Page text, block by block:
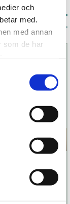
och
med.
med annan
som de har